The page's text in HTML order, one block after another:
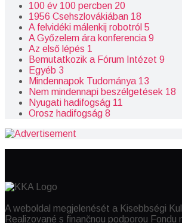
100 év 100 percben 20
1956 Csehszlovákiában 18
A felvidéki málenkij robotról 5
A Győzelem ára konferencia9
Az első lépés 1
Bemutatkozik a Fórum Intézet 9
Egyéb 3
Mindennapok Tudománya 13
Nem mindennapi beszélgetések 18
Nyugati hadifogság 11
Orosz hadifogság 8
A weboldal megjelenését a Kisebbségi
Realizované s finančnou podporou